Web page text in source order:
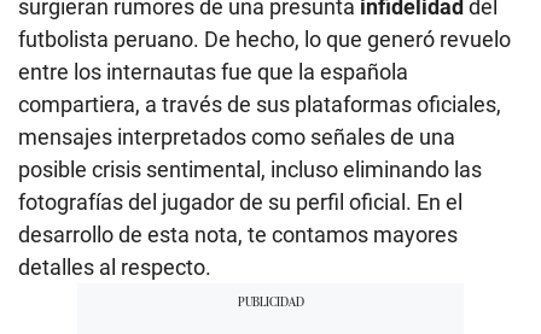
surgieran rumores de una presunta infidelidaddel
futbolista peruano. De hecho, lo que generó revuelo
entre los internautas fue que la española
compartiera, a través de sus plataformas oficiales,
mensajes interpretados como señales de una
posible crisis sentimental, incluso eliminando las
fotografías del jugador de su perfil oficial. En el
desarrollo de esta nota, te contamos mayores
detalles al respecto.